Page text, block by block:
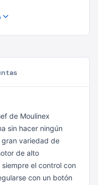
de Moulinex
sin hacer ningún
variedad de
de alto
el control con
con un botón